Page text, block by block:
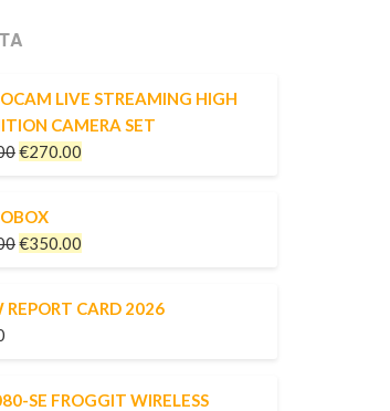
LIVE STREAMING HIGH
CAMERA SET
€270.00
€350.00
REPORT CARD 2026
SE FROGGIT WIRELESS